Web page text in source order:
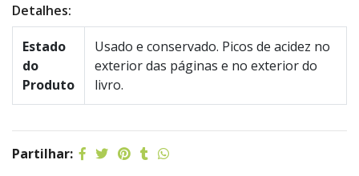
Detalhes:
Estado
do
Produto
Usado e conservado. Picos de acidez no
exterior das páginas e no exterior do
livro.
Partilhar: